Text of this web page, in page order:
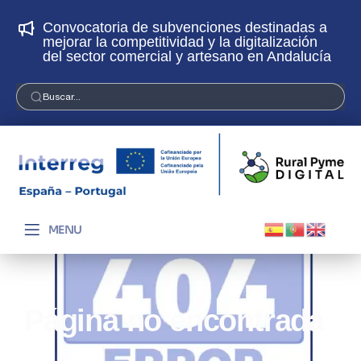
Convocatoria de subvenciones destinadas a
mejorar la competitividad y la digitalización
del sector comercial y artesano en Andalucía
Buscar...
MENU
Página no encontrada